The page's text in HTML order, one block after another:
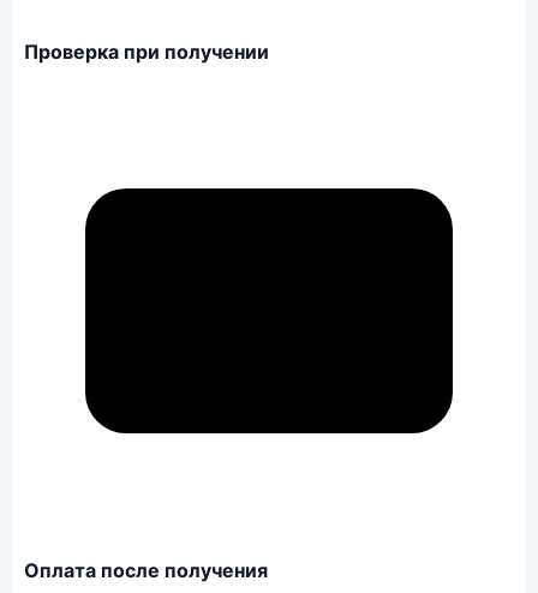
Проверка при получении
Оплата после получения